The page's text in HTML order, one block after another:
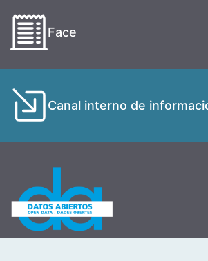
Face
Canal interno de